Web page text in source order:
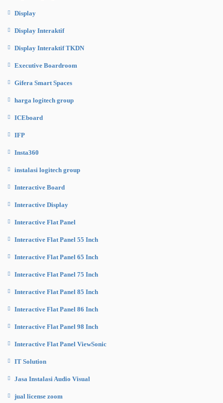
Display
Display Interaktif
Display Interaktif TKDN
Executive Boardroom
Gifera Smart Spaces
harga logitech group
ICEboard
IFP
Insta360
instalasi logitech group
Interactive Board
Interactive Display
Interactive Flat Panel
Interactive Flat Panel 55 Inch
Interactive Flat Panel 65 Inch
Interactive Flat Panel 75 Inch
Interactive Flat Panel 85 Inch
Interactive Flat Panel 86 Inch
Interactive Flat Panel 98 Inch
Interactive Flat Panel ViewSonic
IT Solution
Jasa Instalasi Audio Visual
jual license zoom